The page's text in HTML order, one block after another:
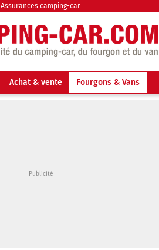
Assurances camping-car
Achat & vente Fourgons & Vans